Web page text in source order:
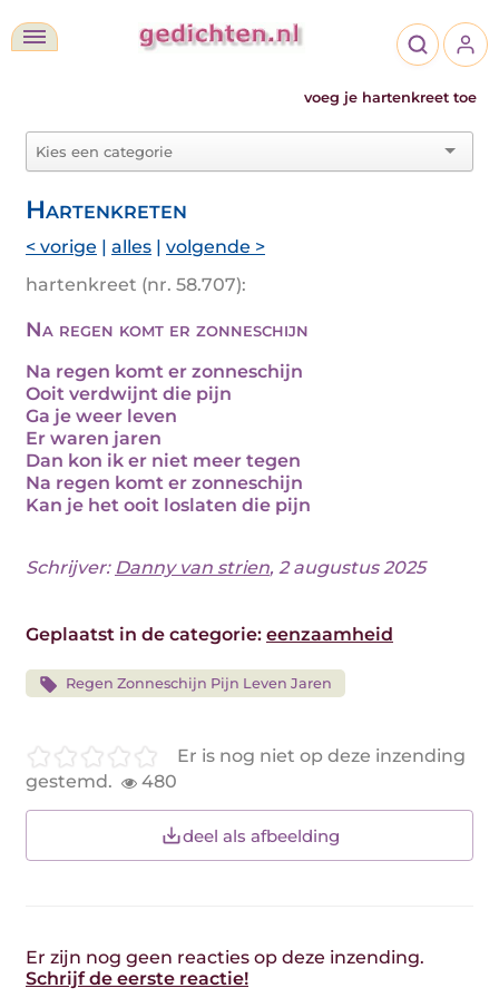
voeg je hartenkreet toe
Hartenkreten
< vorige | alles | volgende >
hartenkreet (nr. 58.707):
Na regen komt er zonneschijn
Na regen komt er zonneschijn
Ooit verdwijnt die pijn
Ga je weer leven
Er waren jaren
Dan kon ik er niet meer tegen
Na regen komt er zonneschijn
Kan je het ooit loslaten die pijn
Schrijver: Danny van strien, 2 augustus 2025
Geplaatst in de categorie: eenzaamheid
Regen Zonneschijn Pijn Leven Jaren
Er is nog niet op deze inzending
gestemd.
480
deel als afbeelding
Er zijn nog geen reacties op deze inzending.
Schrijf de eerste reactie!